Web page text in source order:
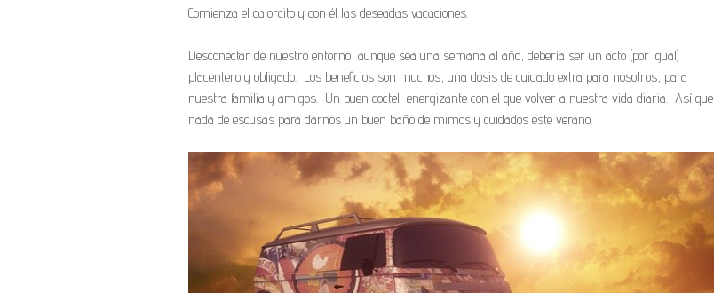
Comienza el calorcito y con él las deseadas vacaciones.
Desconectar de nuestro entorno, aunque sea una semana al año, debería ser un acto (por igual)
placentero y obligado. Los beneficios son muchos, una dosis de cuidado extra para nosotros, para
nuestra familia y amigos. Un buen coctel energizante con el que volver a nuestra vida diaria. Así que
nada de escusas para darnos un buen baño de mimos y cuidados este verano.